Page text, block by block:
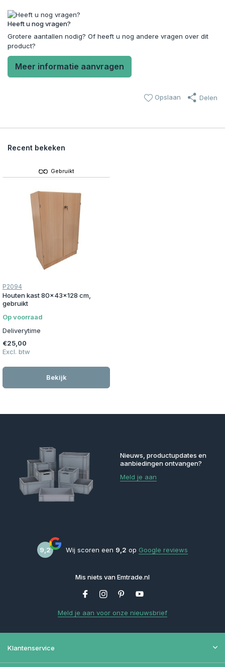
Heeft u nog vragen?
Grotere aantallen nodig? Of heeft u nog andere vragen over dit
product?
Meer informatie aanvragen
Opslaan Delen
Recent bekeken
Gebruikt
P2094
Houten kast 80x43x128 cm,
gebruikt
Op voorraad
Deliverytime
€25,00
Excl. btw
Bekijk
Nieuws, productupdates en
aanbiedingen ontvangen?
Meld je aan
9,2 Wij scoren een 9,2 op Google reviews
Mis niets van Emtrade.nl
Meld je aan voor onze nieuwsbrief
Klantenservice